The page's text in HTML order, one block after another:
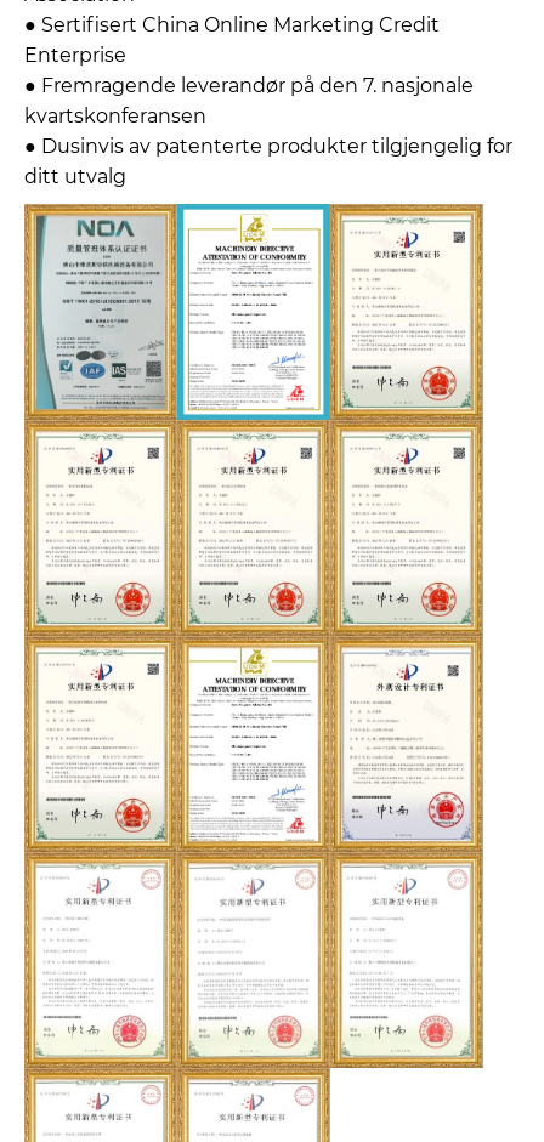
● Sertifisert China Online Marketing Credit
Enterprise
● Fremragende leverandør på den 7. nasjonale
kvartskonferansen
● Dusinvis av patenterte produkter tilgjengelig for
ditt utvalg